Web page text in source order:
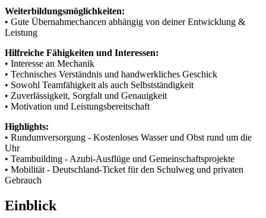
Weiterbildungsmöglichkeiten:
• Gute Übernahmechancen abhängig von deiner Entwicklung &
Leistung
Hilfreiche Fähigkeiten und Interessen:
• Interesse an Mechanik
• Technisches Verständnis und handwerkliches Geschick
• Sowohl Teamfähigkeit als auch Selbstständigkeit
• Zuverlässigkeit, Sorgfalt und Genauigkeit
• Motivation und Leistungsbereitschaft
Highlights:
• Rundumversorgung - Kostenloses Wasser und Obst rund um die
Uhr
• Teambuilding - Azubi-Ausflüge und Gemeinschaftsprojekte
• Mobilität - Deutschland-Ticket für den Schulweg und privaten
Gebrauch
Einblick